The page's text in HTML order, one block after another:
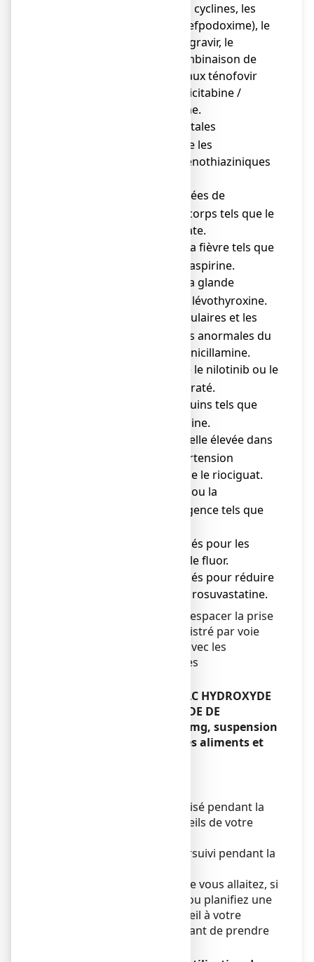
le kétoconazole, les cyclines, les
céphalosporines (cefpodoxime), le
dolutégravir, l’elvitégravir, le
raltégravir et la combinaison de
traitements antiviraux ténofovir
alafénamide / emtricitabine /
bictégravir, rilpivirine.
Les maladies mentales
(psychoses) tels que les
neuroleptiques phénothiaziniques
Les quantités élevées de
potassium dans le corps tels que le
polystyrène sulfonate.
La douleur et/ou la fièvre tels que
l’indométacine ou l’aspirine.
L’insuffisance de la glande
thyroïde tels que la lévothyroxine.
Les douleurs articulaires et les
réactions chimiques anormales du
corps tels que la pénicillamine.
Le cancer tels que le nilotinib ou le
dasatinib monohydraté.
Les troubles sanguins tels que
l’eltrombopag olamine.
La pression artérielle élevée dans
les poumons (hypertension
pulmonaire) tels que le riociguat.
Le fibrome utérin ou la
contraception d’urgence tels que
● Les médicaments utilisés pour les
soins dentaires tels que le fluor.
● Les médicaments utilisés pour réduire
le cholestérol tels que la rosuvastatine.
Par mesure de précaution, espacer la prise
de tout médicament administré par voie
orale d’au moins 2 heures avec les
antiacides (4 heures pour les
MAALOX MAUX D’ESTOMAC HYDROXYDE
D’ALUMINIUM/ HYDROXYDE DE
MAGNESIUM 460 mg/ 400 mg, suspension
buvable en sachet avec des aliments et
Ce médicament ne sera utilisé pendant la
grossesse que sur les conseils de votre
L’allaitement peut être poursuivi pendant la
Si vous êtes enceinte ou que vous allaitez, si
vous pensez être enceinte ou planifiez une
grossesse, demandez conseil à votre
médecin ou pharmacien avant de prendre